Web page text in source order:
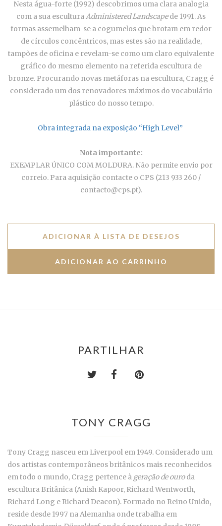
Nesta água-forte (1992) descobrimos uma clara analogia
com a sua esculturaAdministered Landscapede 1991. As
formas assemelham-se a cogumelos que brotam em redor
de círculos concêntricos, mas estes são na realidade,
tampões de oficina e revelam-se como um claro equivalente
gráfico do mesmo elemento na referida escultura de
bronze. Procurando novas metáforas na escultura, Cragg é
considerado um dos renovadores máximos do vocabulário
plástico do nosso tempo.
Obra integrada na exposição “High Level”
Nota importante:
EXEMPLAR ÚNICO COM MOLDURA. Não permite envio por
correio. Para aquisição contacte o CPS (213 933 260 /
contacto@cps.pt).
ADICIONAR À LISTA DE DESEJOS
PARTILHAR
TONY CRAGG
Tony Cragg nasceu em Liverpool em 1949. Considerado um
dos artistas contemporâneos britânicos mais reconhecidos
em todo o mundo, Cragg pertence à geração de ouroda
escultura Britânica (Anish Kapoor, Richard Wentworth,
Richard Long e Richard Deacon). Formado no Reino Unido,
reside desde 1997 na Alemanha onde trabalha em